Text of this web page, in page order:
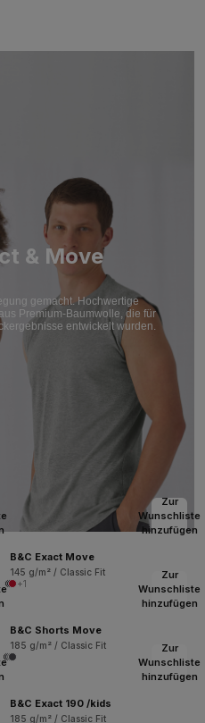
& Move
gemacht. Hochwertige
Premium-Baumwolle, die für
entwickelt wurden.
Zur
Wunschliste
hinzufügen
B&C Exact Move
145 g/m² / Classic Fit
+1
Zur
Wunschliste
hinzufügen
B&C Shorts Move
185 g/m² / Classic Fit
Zur
Wunschliste
hinzufügen
B&C Exact 190 /kids
185 g/m² / Classic Fit